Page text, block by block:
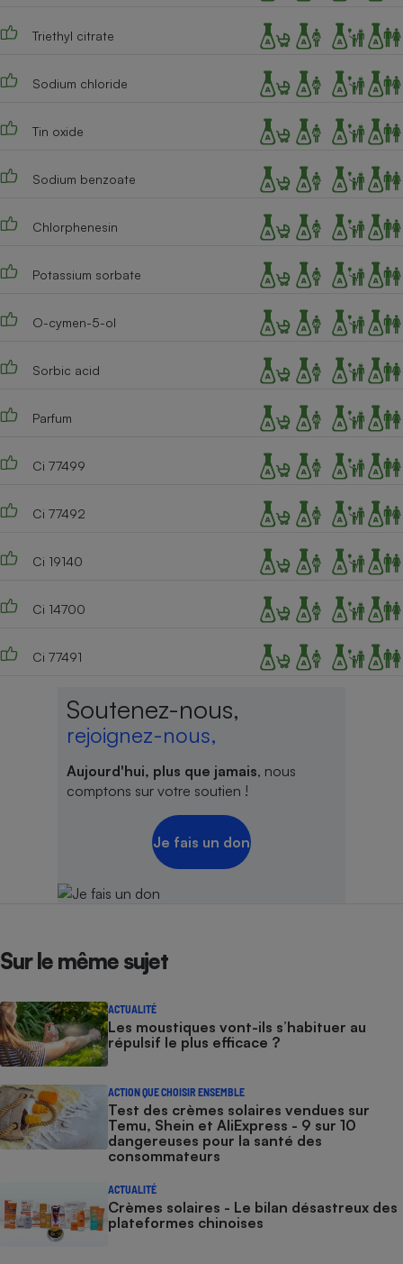
Triethyl citrate
Sodium chloride
Tin oxide
Sodium benzoate
Chlorphenesin
Potassium sorbate
O-cymen-5-ol
Sorbic acid
Parfum
Ci 77499
Ci 77492
Ci 19140
Ci 14700
Ci 77491
Soutenez-nous,
rejoignez-nous,
Aujourd'hui, plus que jamais, nous
comptons sur votre soutien !
Je fais un don
Sur le même sujet
ACTUALITÉ
Les moustiques vont-ils s’habituer au
répulsif le plus efficace ?
ACTION QUE CHOISIR ENSEMBLE
Test des crèmes solaires vendues sur
Temu, Shein et AliExpress - 9 sur 10
dangereuses pour la santé des
consommateurs
ACTUALITÉ
Crèmes solaires - Le bilan désastreux des
plateformes chinoises